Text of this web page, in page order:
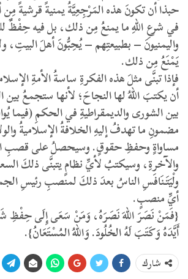
حبذا أن تكونَ هذه المَرْجِعِيَّةُ يمنيةً قرشيةً
في شرعِ اللهِ ما يمنعُ مِن ذلك، بل فيه حِفْظٌ
واليمنيونَ – بطبيعتِهم – يُحِبُّونَ أهلَ البيتِ،
يَمْنَعُ مِن ذلك.
فإذا تبنَّى مثلَ هذه الفكرةِ ساسةُ الأمةِ
أن يكتبَ اللهُ لها النجاحَ؛ لأنها ستجمعُ
بين الشورى والديمقراطيةِ في الحكمِ (فيما
مضمونِ ما تهدفُ إليهِ الخلافةُ الإسلاميةُ
مساواةٍ وحفظِ حقوقٍ. وسيحصلُ على قصبِ
والآخرةِ، وسيكتبُ لأيِّ نظامٍ يتبنَّى ذلكَ
ولْيَتَنَافَسِ الناسُ بعدَ ذلكَ لمنصبِ رئيسِ
أيِّ منصبٍ.
{فَمَنْ نَصَرَ اللهَ نَصَرَهُ، وَمَنْ سَعَى إِلَى حِفْظِ
أَيَّدَهُ وَكَتَبَ لَهُ الخُلُودَ. وَاللهُ المُسْتَعَانُ}.
شارك